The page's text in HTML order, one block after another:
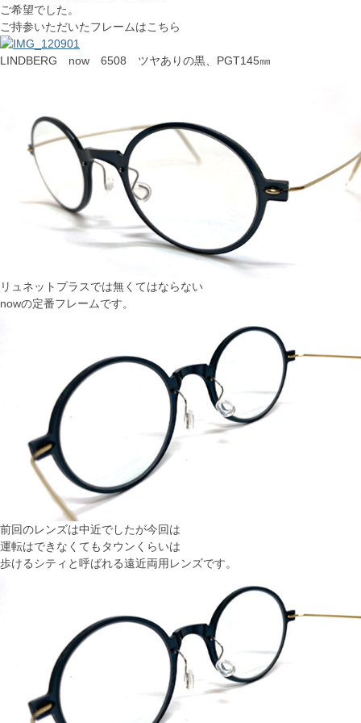
ご希望でした。
ご持参いただいたフレームはこちら
LINDBERG now 6508 ツヤありの黒、PGT145㎜
リュネットプラスでは無くてはならない
nowの定番フレームです。
前回のレンズは中近でしたが今回は
運転はできなくてもタウンくらいは
歩けるシティと呼ばれる遠近両用レンズです。